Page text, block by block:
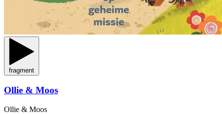
fragment
Ollie & Moos
Ollie & Moos